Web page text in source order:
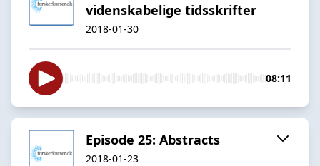
videnskabelige tidsskrifter
2018-01-30
08:11
Episode 25: Abstracts
2018-01-23